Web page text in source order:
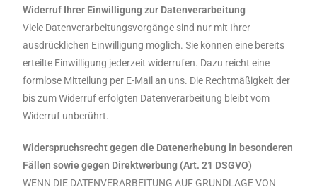
Widerruf Ihrer Einwilligung zur Datenverarbeitung
Viele Datenverarbeitungsvorgänge sind nur mit Ihrer
ausdrücklichen Einwilligung möglich. Sie können eine bereits
erteilte Einwilligung jederzeit widerrufen. Dazu reicht eine
formlose Mitteilung per E-Mail an uns. Die Rechtmäßigkeit der
bis zum Widerruf erfolgten Datenverarbeitung bleibt vom
Widerruf unberührt.
Widerspruchsrecht gegen die Datenerhebung in besonderen
Fällen sowie gegen Direktwerbung (Art. 21 DSGVO)
WENN DIE DATENVERARBEITUNG AUF GRUNDLAGE VON